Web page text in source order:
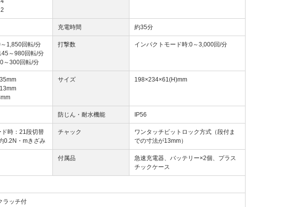
充電時間 約35分
1,850回転/分
～980回転/分
～300回転/分
打撃数 インパクトモード時:0～3,000回/分
サイズ 198×234×61(H)mm
防じん・耐水機能 IP56
ド時：21段切替
0.2N・mきざみ
チャック
ワンタッチビットロック方式（段付ま
での寸法が13mm）
付属品
急速充電器、バッテリー×2個、プラス
チックケース
ラッチ付